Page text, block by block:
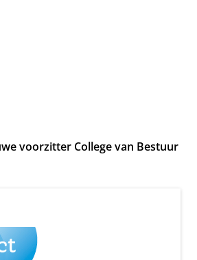
voorzitter College van Bestuur